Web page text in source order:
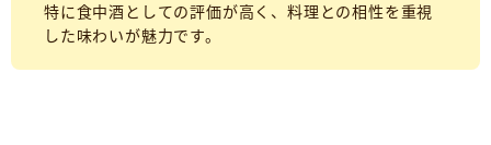
特に食中酒としての評価が高く、料理との相性を重視
した味わいが魅力です。